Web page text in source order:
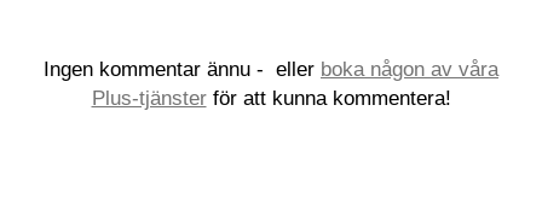
Ingen kommentar ännu - eller boka någon av våra
Plus-tjänsterför att kunna kommentera!